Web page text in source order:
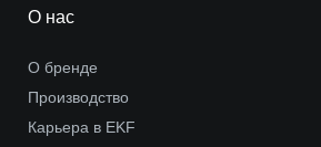
О нас
О бренде
Производство
Карьера в EKF